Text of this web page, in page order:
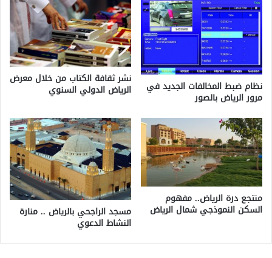
نظام ضبط المخالفات الجديد في
مرور الرياض بالصور
نشر ثقافة الكتاب من خلال معرض
الرياض الدولي السنوي
منتجع درة الرياض.. مفهوم
السكن النموذجي شمال الرياض مسجد الراجحي بالرياض .. منارة
النشاط الدعوي